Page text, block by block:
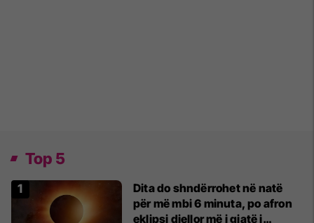
Top 5
Dita do shndërrohet në natë
për më mbi 6 minuta, po afron
eklipsi diellor më i gjatë i